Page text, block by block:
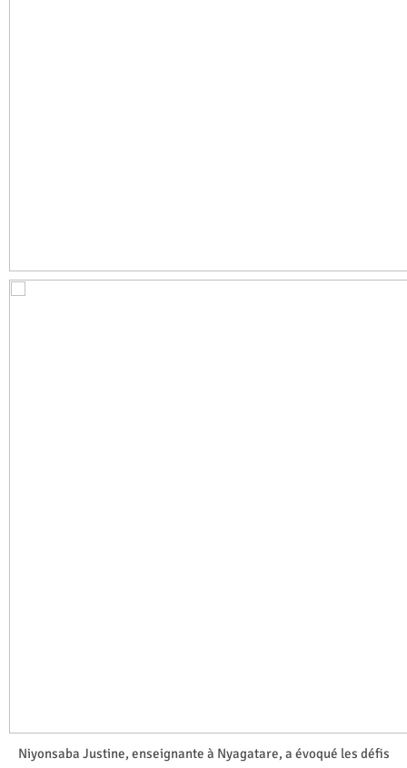
Niyonsaba Justine, enseignante à Nyagatare, a évoqué les défis